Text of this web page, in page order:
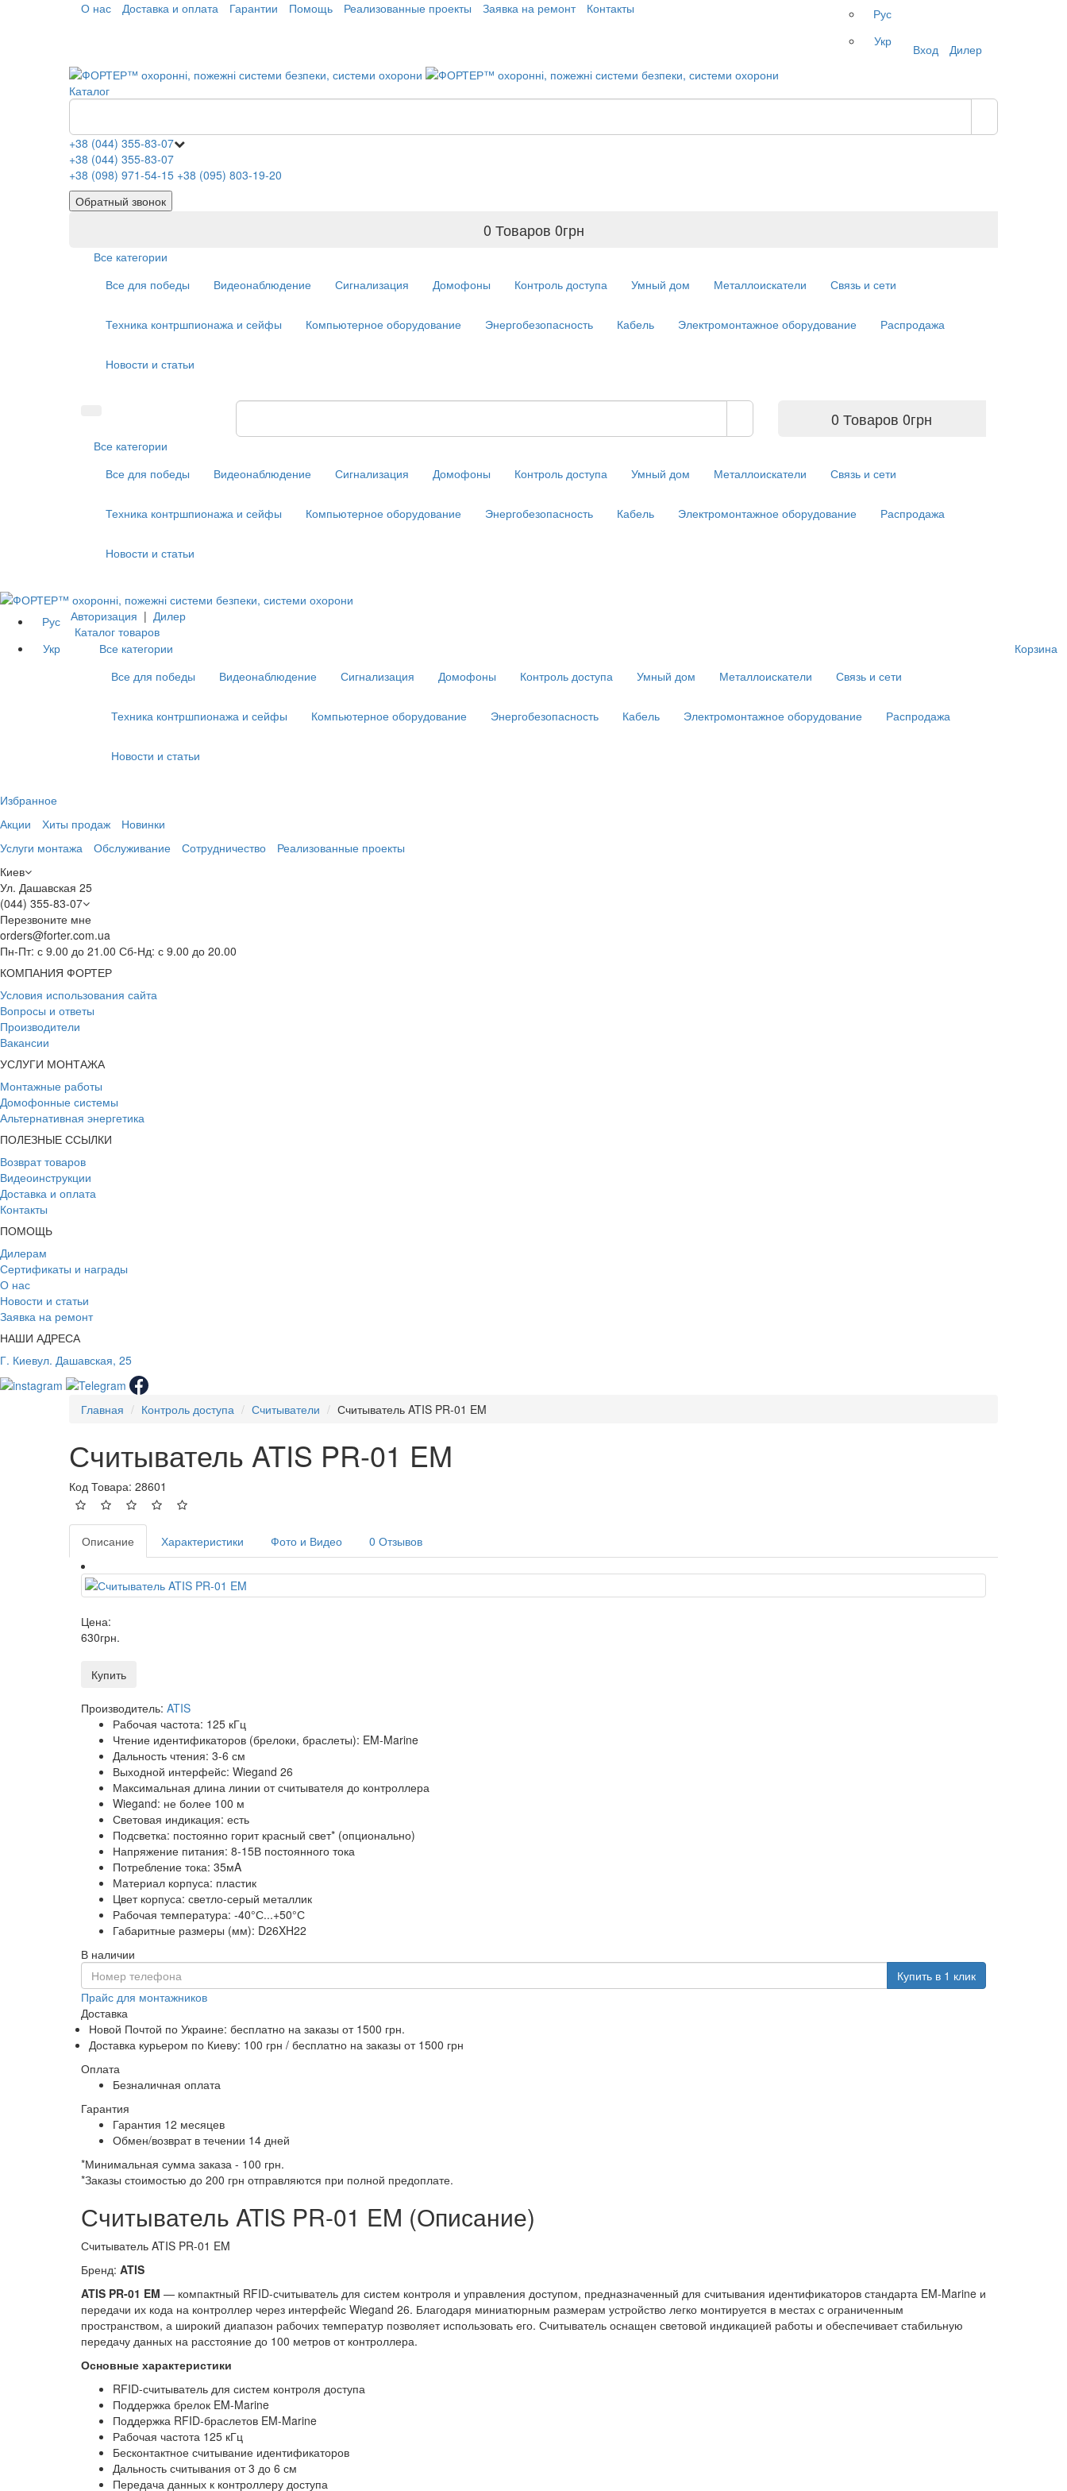
О нас Доставка и оплата Гарантии Помощь Реализованные проекты Заявка на ремонт Контакты
Рус
Укр
Вход Дилер
Каталог
+38 (044) 355-83-07
+38 (044) 355-83-07
+38 (098) 971-54-15 +38 (095) 803-19-20
Обратный звонок
0 Товаров 0грн
Все категории
Все для победы
Видеонаблюдение Сигнализация Домофоны Контроль доступа Умный дом Металлоискатели Связь и сети
Техника контршпионажа и сейфы Компьютерное оборудование Энергобезопасность Кабель Электромонтажное оборудование Распродажа
Новости и статьи
0 Товаров 0грн
Все категории
Все для победы
Видеонаблюдение Сигнализация Домофоны Контроль доступа Умный дом Металлоискатели Связь и сети
Техника контршпионажа и сейфы Компьютерное оборудование Энергобезопасность Кабель Электромонтажное оборудование Распродажа
Новости и статьи
Рус
Укр
Авторизация | Дилер
Каталог товаров
Все категории
Все для победы
Видеонаблюдение Сигнализация Домофоны Контроль доступа Умный дом Металлоискатели Связь и сети
Техника контршпионажа и сейфы Компьютерное оборудование Энергобезопасность Кабель Электромонтажное оборудование Распродажа
Новости и статьи
Корзина
Избранное
Акции
Хиты продаж
Новинки
Услуги монтажа
Обслуживание Сотрудничество
Реализованные проекты
Киев
Ул. Дашавская 25
(044) 355-83-07
Перезвоните мне
orders@forter.com.ua
Пн-Пт: с 9.00 до 21.00 Сб-Нд: с 9.00 до 20.00
КОМПАНИЯ ФОРТЕР
Условия использования сайта
Вопросы и ответы
Производители
Вакансии
УСЛУГИ МОНТАЖА
Монтажные работы
Домофонные системы
Альтернативная энергетика
ПОЛЕЗНЫЕ ССЫЛКИ
Возврат товаров
Видеоинструкции
Доставка и оплата
Контакты
ПОМОЩЬ
Дилерам
Сертификаты и награды
О нас
Новости и статьи
Заявка на ремонт
НАШИ АДРЕСА
Г. Киевул. Дашавская, 25
Главная Контроль доступа Считыватели Считыватель ATIS PR-01 EM
Считыватель ATIS PR-01 EM
Код Товара: 28601
Описание Характеристики Фото и Видео 0 Отзывов
Цена:
630грн.
Купить
Производитель: ATIS
Рабочая частота: 125 кГц
Чтение идентификаторов (брелоки, браслеты): EM-Marine
Дальность чтения: 3-6 см
Выходной интерфейс: Wiegand 26
Максимальная длина линии от считывателя до контроллера
Wiegand: не более 100 м
Световая индикация: есть
Подсветка: постоянно горит красный свет* (опционально)
Напряжение питания: 8-15В постоянного тока
Потребление тока: 35мA
Материал корпуса: пластик
Цвет корпуса: светло-серый металлик
Рабочая температура: -40°С...+50°С
Габаритные размеры (мм): D26XH22
В наличии
Купить в 1 клик
Прайс для монтажников
Доставка
Новой Почтой по Украине: бесплатно на заказы от 1500 грн.
Доставка курьером по Киеву: 100 грн / бесплатно на заказы от 1500 грн
Оплата
Безналичная оплата
Гарантия
Гарантия 12 месяцев
Обмен/возврат в течении 14 дней
*Минимальная сумма заказа - 100 грн.
*Заказы стоимостью до 200 грн отправляются при полной предоплате.
Считыватель ATIS PR-01 EM (Описание)
Считыватель ATIS PR-01 EM
Бренд: ATIS
ATIS PR-01 EM — компактный RFID-считыватель для систем контроля и управления доступом, предназначенный для считывания идентификаторов стандарта EM-Marine и
передачи их кода на контроллер через интерфейс Wiegand 26. Благодаря миниатюрным размерам устройство легко монтируется в местах с ограниченным
пространством, а широкий диапазон рабочих температур позволяет использовать его. Считыватель оснащен световой индикацией работы и обеспечивает стабильную
передачу данных на расстояние до 100 метров от контроллера.
Основные характеристики
RFID-считыватель для систем контроля доступа
Поддержка брелок EM-Marine
Поддержка RFID-браслетов EM-Marine
Рабочая частота 125 кГц
Бесконтактное считывание идентификаторов
Дальность считывания от 3 до 6 см
Передача данных к контроллеру доступа